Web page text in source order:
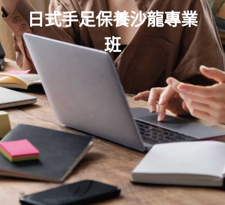
日式手足保養沙龍專業
班